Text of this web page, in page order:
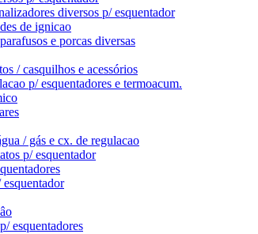
diversos p/ esquentador
de ignicao
e porcas diversas
/ casquilhos e acessórios
p/ esquentadores e termoacum.
/ gás e cx. de regulacao
p/ esquentador
esquentadores